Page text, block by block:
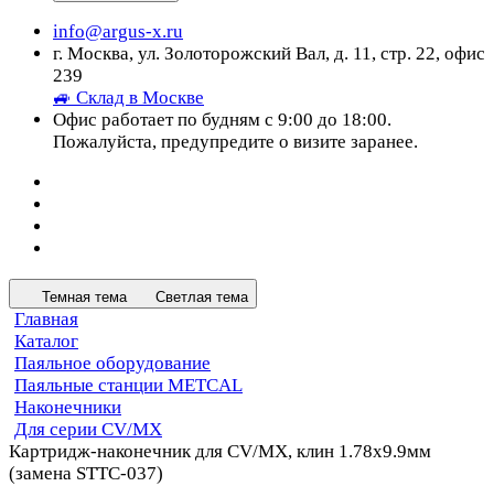
info@argus-x.ru
г. Москва, ул. Золоторожский Вал, д. 11, стр. 22, офис
239
🚙 Склад в Москве
Офис работает по будням с 9:00 до 18:00.
Пожалуйста, предупредите о визите заранее.
Темная тема Светлая тема
Главная
Каталог
Паяльное оборудование
Паяльные станции METCAL
Наконечники
Для серии CV/MX
Картридж-наконечник для СV/MX, клин 1.78х9.9мм
(замена STTC-037)